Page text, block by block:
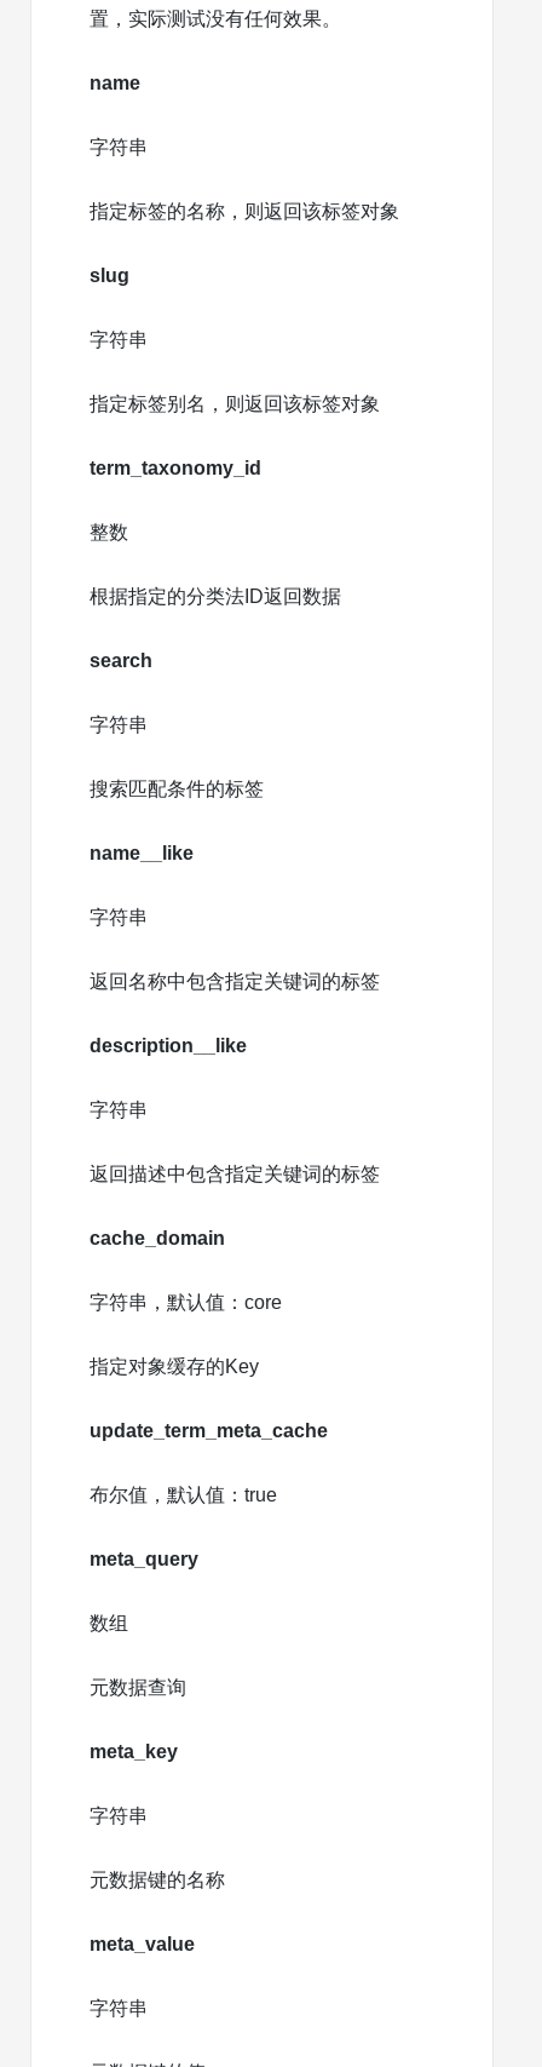
置，实际测试没有任何效果。
name
字符串
指定标签的名称，则返回该标签对象
slug
字符串
指定标签别名，则返回该标签对象
term_taxonomy_id
整数
根据指定的分类法ID返回数据
search
字符串
搜索匹配条件的标签
name__like
字符串
返回名称中包含指定关键词的标签
description__like
字符串
返回描述中包含指定关键词的标签
cache_domain
字符串，默认值：core
指定对象缓存的Key
update_term_meta_cache
布尔值，默认值：true
meta_query
数组
元数据查询
meta_key
字符串
元数据键的名称
meta_value
字符串